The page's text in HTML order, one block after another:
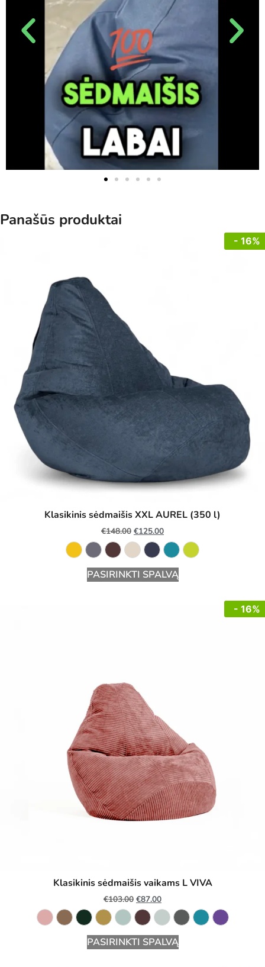
Panašūs produktai
- 16%
Klasikinis sėdmaišis XXL AUREL (350 l)
€148.00 €125.00
PASIRINKTI SPALVĄ
- 16%
Klasikinis sėdmaišis vaikams L VIVA
€103.00 €87.00
PASIRINKTI SPALVĄ